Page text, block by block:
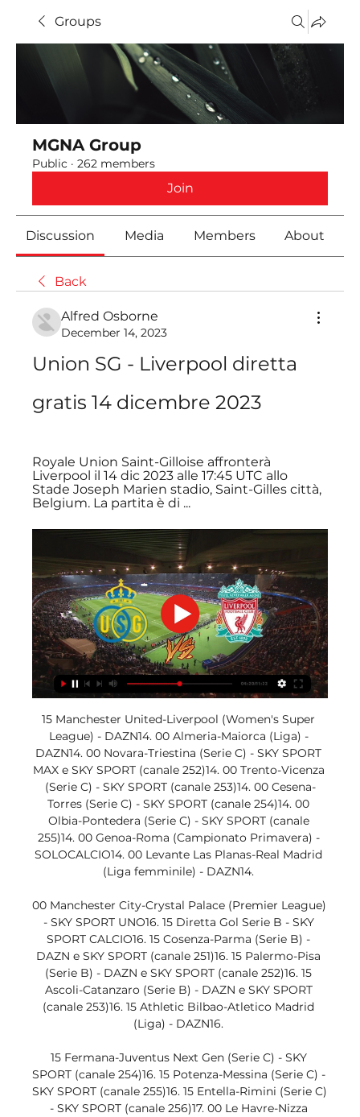
Groups
MGNA Group
Public · 262 members
Join
Discussion Media Members About
Back
Alfred Osborne
December 14, 2023
Union SG - Liverpool diretta
gratis 14 dicembre 2023
Royale Union Saint-Gilloise affronterà
Liverpool il 14 dic 2023 alle 17:45 UTC allo
Stade Joseph Marien stadio, Saint-Gilles città,
Belgium. La partita è di ...
15 Manchester United-Liverpool (Women's Super
League) - DAZN14. 00 Almeria-Maiorca (Liga) -
DAZN14. 00 Novara-Triestina (Serie C) - SKY SPORT
MAX e SKY SPORT (canale 252)14. 00 Trento-Vicenza
(Serie C) - SKY SPORT (canale 253)14. 00 Cesena-
Torres (Serie C) - SKY SPORT (canale 254)14. 00
Olbia-Pontedera (Serie C) - SKY SPORT (canale
255)14. 00 Genoa-Roma (Campionato Primavera) -
SOLOCALCIO14. 00 Levante Las Planas-Real Madrid
(Liga femminile) - DAZN14.
00 Manchester City-Crystal Palace (Premier League)
- SKY SPORT UNO16. 15 Diretta Gol Serie B - SKY
SPORT CALCIO16. 15 Cosenza-Parma (Serie B) -
DAZN e SKY SPORT (canale 251)16. 15 Palermo-Pisa
(Serie B) - DAZN e SKY SPORT (canale 252)16. 15
Ascoli-Catanzaro (Serie B) - DAZN e SKY SPORT
(canale 253)16. 15 Athletic Bilbao-Atletico Madrid
(Liga) - DAZN16.
15 Fermana-Juventus Next Gen (Serie C) - SKY
SPORT (canale 254)16. 15 Potenza-Messina (Serie C) -
SKY SPORT (canale 255)16. 15 Entella-Rimini (Serie C)
- SKY SPORT (canale 256)17. 00 Le Havre-Nizza